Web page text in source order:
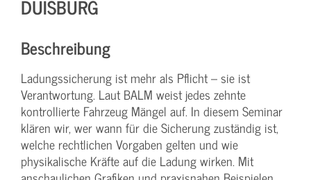
DUISBURG
Beschreibung
Ladungssicherung ist mehr als Pflicht – sie ist
Verantwortung. Laut BALM weist jedes zehnte
kontrollierte Fahrzeug Mängel auf. In diesem Seminar
klären wir, wer wann für die Sicherung zuständig ist,
welche rechtlichen Vorgaben gelten und wie
physikalische Kräfte auf die Ladung wirken. Mit